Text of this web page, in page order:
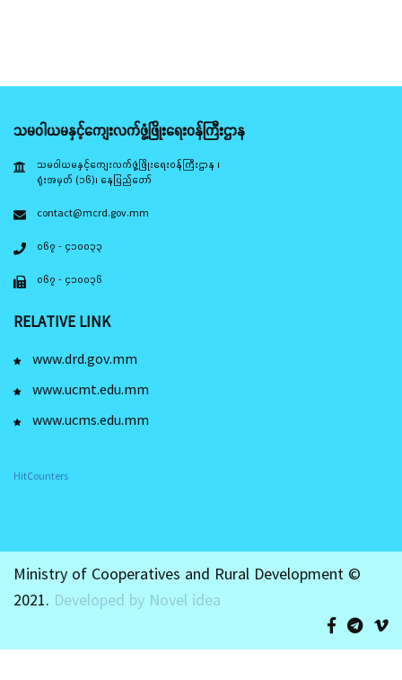
သမဝါယမနှင့်ကျေးလက်ဖွံ့ဖြိုးရေးဝန်ကြီးဌာန
သမဝါယမနှင့်ကျေးလက်ဖွံ့ဖြိုးရေးဝန်ကြီးဌာန ၊
ရုံးအမှတ် (၁၆)၊ နေပြည်တော်
contact@mcrd.gov.mm
၀၆၇ - ၄၁၀၀၃၃
၀၆၇ - ၄၁၀၀၃၆
RELATIVE LINK
www.drd.gov.mm
www.ucmt.edu.mm
www.ucms.edu.mm
HitCounters
Ministry of Cooperatives and Rural Development ©
2021. Developed by Novel idea